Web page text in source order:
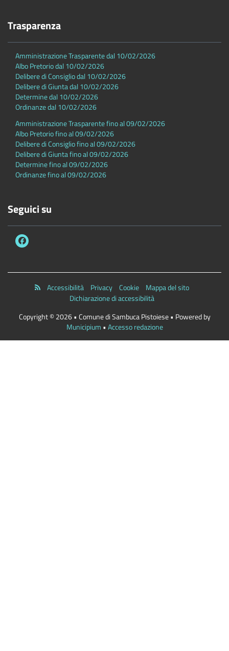
Trasparenza
Amministrazione Trasparente dal 10/02/2026
Albo Pretorio dal 10/02/2026
Delibere di Consiglio dal 10/02/2026
Delibere di Giunta dal 10/02/2026
Determine dal 10/02/2026
Ordinanze dal 10/02/2026
Amministrazione Trasparente fino al 09/02/2026
Albo Pretorio fino al 09/02/2026
Delibere di Consiglio fino al 09/02/2026
Delibere di Giunta fino al 09/02/2026
Determine fino al 09/02/2026
Ordinanze fino al 09/02/2026
Seguici su
Accessibilità Privacy Cookie
Mappa del sito
Dichiarazione di accessibilità
Copyright © 2026 • Comune di Sambuca Pistoiese • Powered by
Municipium • Accesso redazione